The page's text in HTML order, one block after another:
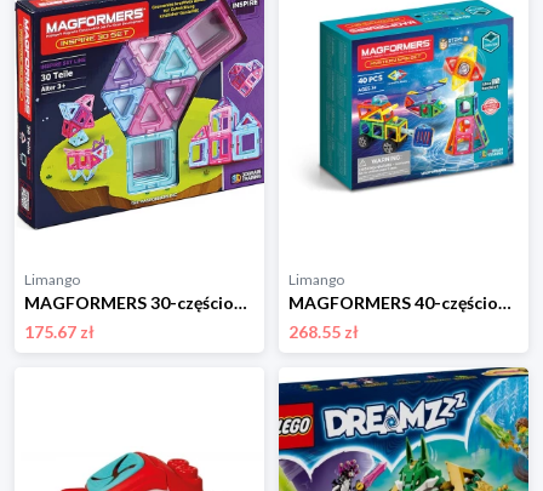
Limango
MAGFORMERS 30-częściowy zestaw magnetyczny "Inspire" - 3+ rozmiar: onesize
175.67 zł
Limango
MAGFORMERS 40-częściowy zestaw magnetyczny "Mystery Spin" - 3+ rozmiar: onesize
268.55 zł